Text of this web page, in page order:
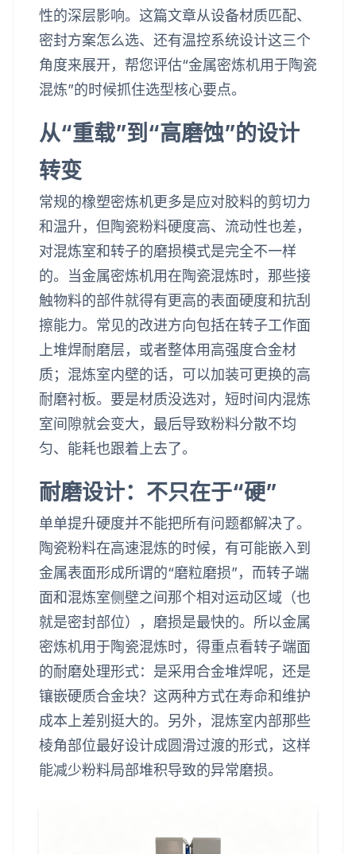
性的深层影响。这篇文章从设备材质匹配、
密封方案怎么选、还有温控系统设计这三个
角度来展开，帮您评估“金属密炼机用于陶瓷
混炼”的时候抓住选型核心要点。
从“重载”到“高磨蚀”的设计
转变
常规的橡塑密炼机更多是应对胶料的剪切力
和温升，但陶瓷粉料硬度高、流动性也差，
对混炼室和转子的磨损模式是完全不一样
的。当金属密炼机用在陶瓷混炼时，那些接
触物料的部件就得有更高的表面硬度和抗刮
擦能力。常见的改进方向包括在转子工作面
上堆焊耐磨层，或者整体用高强度合金材
质；混炼室内壁的话，可以加装可更换的高
耐磨衬板。要是材质没选对，短时间内混炼
室间隙就会变大，最后导致粉料分散不均
匀、能耗也跟着上去了。
耐磨设计：不只在于“硬”
单单提升硬度并不能把所有问题都解决了。
陶瓷粉料在高速混炼的时候，有可能嵌入到
金属表面形成所谓的“磨粒磨损”，而转子端
面和混炼室侧壁之间那个相对运动区域（也
就是密封部位），磨损是最快的。所以金属
密炼机用于陶瓷混炼时，得重点看转子端面
的耐磨处理形式：是采用合金堆焊呢，还是
镶嵌硬质合金块？这两种方式在寿命和维护
成本上差别挺大的。另外，混炼室内部那些
棱角部位最好设计成圆滑过渡的形式，这样
能减少粉料局部堆积导致的异常磨损。